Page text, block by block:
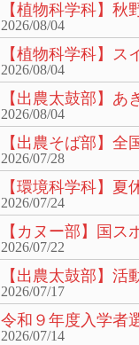
【植物科学科】秋
2026/08/04
【植物科学科】ス
2026/08/04
【出農太鼓部】あ
2026/08/04
【出農そば部】全
2026/07/28
【環境科学科】夏
2026/07/24
【カヌー部】国
2026/07/22
【出農太鼓部】活
2026/07/17
令和９年度入学者
2026/07/14